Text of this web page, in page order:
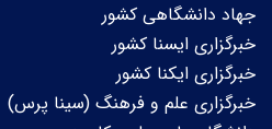
جهاد دانشگاهی کشور
خبرگزاری ایسنا کشور
خبرگزاری ایکنا کشور
خبرگزاری علم و فرهنگ (سینا پرس)